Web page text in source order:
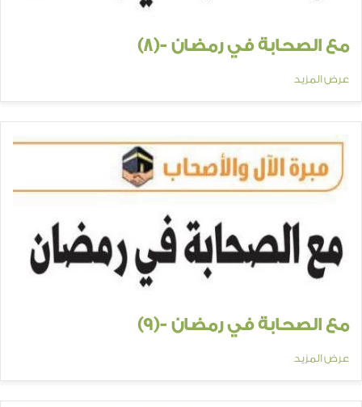
مع الصحابة في رمضان -(8)
عرض المزيد
مع الصحابة في رمضان -(9)
عرض المزيد